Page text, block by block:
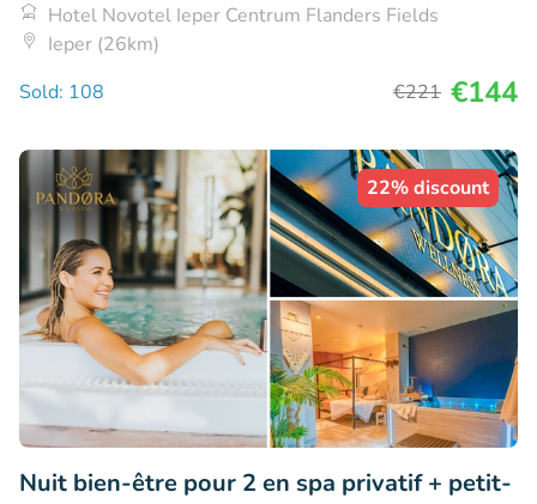
Hotel Novotel Ieper Centrum Flanders Fields
Ieper (26km)
Sold: 108
€221 €144
22% discount
Nuit bien-être pour 2 en spa privatif + petit-